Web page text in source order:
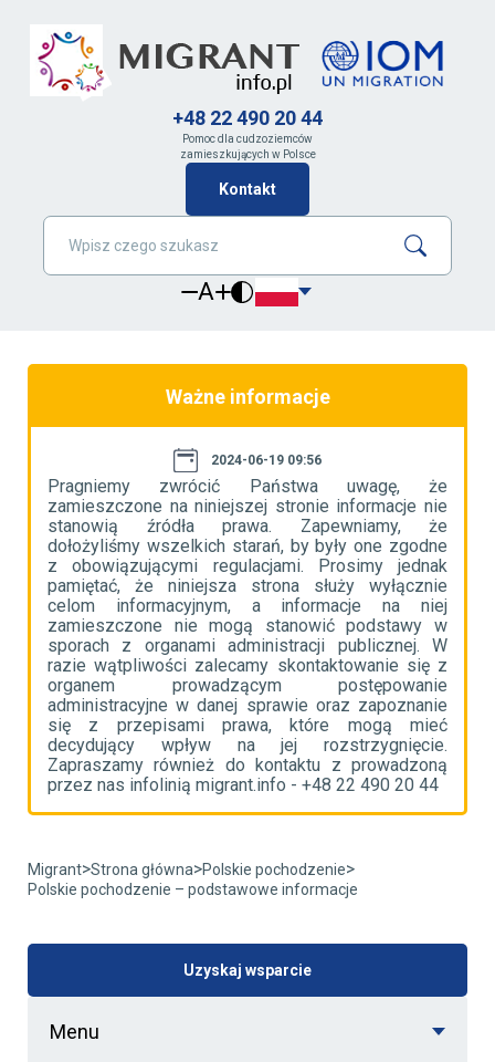
+48 22 490 20 44
Pomoc dla cudzoziemców
zamieszkujących w Polsce
Kontakt
A
Ważne informacje
2024-06-19 09:56
Pragniemy zwrócić Państwa uwagę, że
zamieszczone na niniejszej stronie informacje nie
stanowią źródła prawa. Zapewniamy, że
dołożyliśmy wszelkich starań, by były one zgodne
z obowiązującymi regulacjami. Prosimy jednak
pamiętać, że niniejsza strona służy wyłącznie
celom informacyjnym, a informacje na niej
zamieszczone nie mogą stanowić podstawy w
sporach z organami administracji publicznej. W
razie wątpliwości zalecamy skontaktowanie się z
organem prowadzącym postępowanie
administracyjne w danej sprawie oraz zapoznanie
się z przepisami prawa, które mogą mieć
decydujący wpływ na jej rozstrzygnięcie.
Zapraszamy również do kontaktu z prowadzoną
przez nas infolinią migrant.info - +48 22 490 20 44
Migrant>Strona główna>Polskie pochodzenie>
Polskie pochodzenie – podstawowe informacje
Uzyskaj wsparcie
Menu